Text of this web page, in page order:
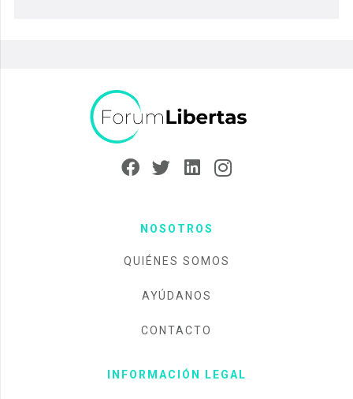
NOSOTROS
QUIÉNES SOMOS
AYÚDANOS
CONTACTO
INFORMACIÓN LEGAL